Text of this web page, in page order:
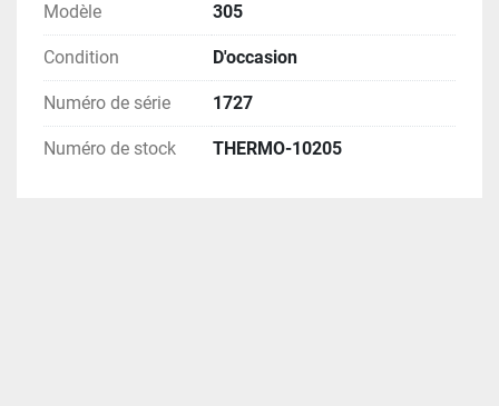
Modèle 305
Condition D'occasion
Numéro de série 1727
Numéro de stock THERMO-10205